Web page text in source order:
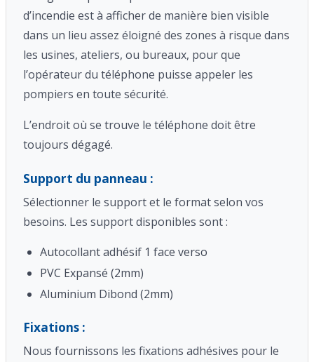
d’incendie est à afficher de manière bien visible
dans un lieu assez éloigné des zones à risque dans
les usines, ateliers, ou bureaux, pour que
l’opérateur du téléphone puisse appeler les
pompiers en toute sécurité.
L’endroit où se trouve le téléphone doit être
toujours dégagé.
Support du panneau :
Sélectionner le support et le format selon vos
besoins. Les support disponibles sont :
Autocollant adhésif 1 face verso
PVC Expansé (2mm)
Aluminium Dibond (2mm)
Fixations :
Nous fournissons les fixations adhésives pour le